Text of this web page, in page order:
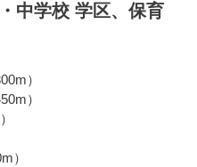
中学校 学区、保育
）
）
）